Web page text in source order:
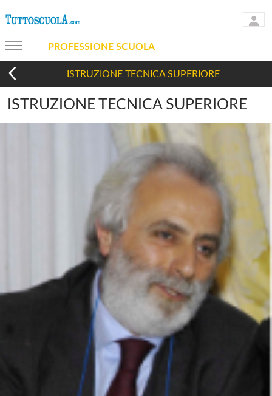
PROFESSIONE SCUOLA
ISTRUZIONE TECNICA SUPERIORE
ISTRUZIONE TECNICA SUPERIORE